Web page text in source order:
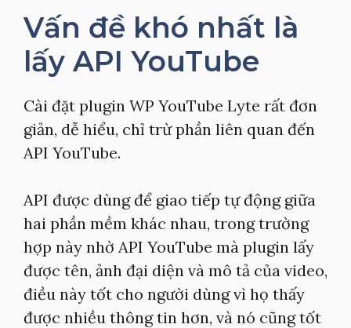
Vấn đề khó nhất là
lấy API YouTube
Cài đặt plugin WP YouTube Lyte rất đơn
giản, dễ hiểu, chỉ trừ phần liên quan đến
API YouTube.
API được dùng để giao tiếp tự động giữa
hai phần mềm khác nhau, trong trường
hợp này nhờ API YouTube mà plugin lấy
được tên, ảnh đại diện và mô tả của video,
điều này tốt cho người dùng vì họ thấy
được nhiều thông tin hơn, và nó cũng tốt